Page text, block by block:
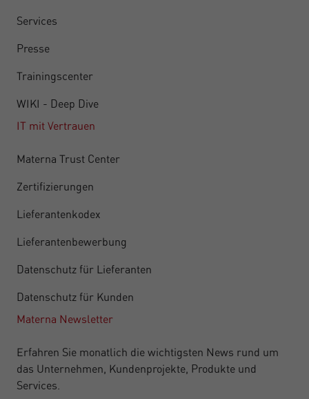
Services
Presse
Trainingscenter
WIKI - Deep Dive
IT mit Vertrauen
Materna Trust Center
Zertifizierungen
Lieferantenkodex
Lieferantenbewerbung
Datenschutz für Lieferanten
Datenschutz für Kunden
Materna Newsletter
Erfahren Sie monatlich die wichtigsten News rund um
das Unternehmen, Kundenprojekte, Produkte und
Services.